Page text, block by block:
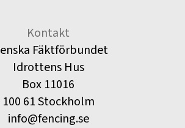
Kontakt
Fäktförbundet
Idrottens Hus
Box 11016
100 61 Stockholm
info@fencing.se